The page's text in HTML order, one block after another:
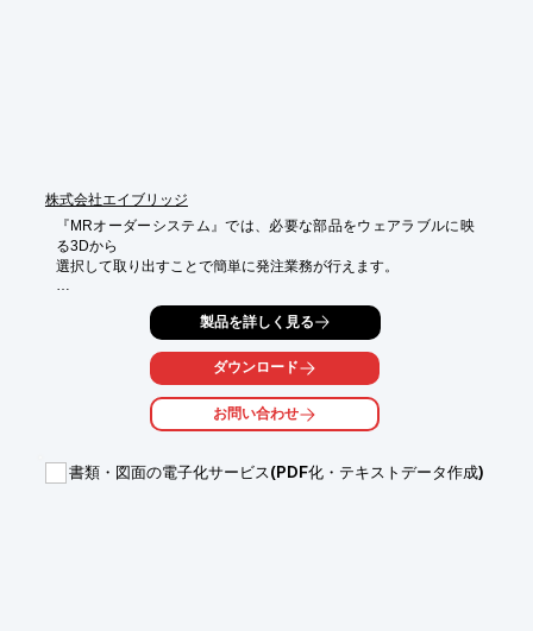
株式会社エイブリッジ
『MRオーダーシステム』では、必要な部品をウェアラブルに映
る3Dから
選択して取り出すことで簡単に発注業務が行えます。
これによって、分厚いカタログから製品を探し出す必要が無くな
スムーズに発注が行えます。
また、どの部分の何が足りないかを実際の部品と照らし合わせな
探し出すことや、部品の名前・特長なども調べることができま
【特長】
製品を詳しく見る
ダウンロード
お問い合わせ
書類・図面の電子化サービス(PDF化・テキストデータ作成)